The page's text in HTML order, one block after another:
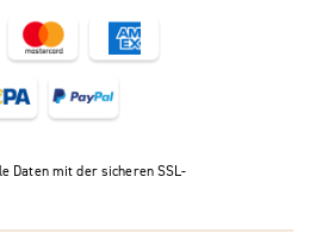
Daten mit der sicheren SSL-